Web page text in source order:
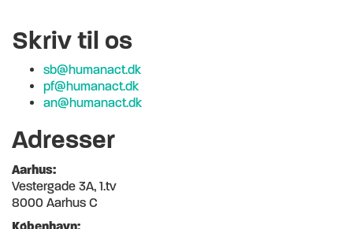
Skriv til os
sb@humanact.dk
pf@humanact.dk
an@humanact.dk
Adresser
Aarhus:
Vestergade 3A, 1.tv
8000 Aarhus C